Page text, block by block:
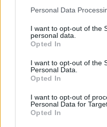
Personal Data
I want to opt-out of the
personal data.
Opted In
I want to opt-out of the
Personal Data.
Opted In
I want to opt-out of
Personal Data for
Opted In